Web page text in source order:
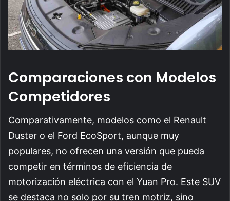
Comparaciones con Modelos
Competidores
Comparativamente, modelos como el Renault
Duster o el Ford EcoSport, aunque muy
populares, no ofrecen una versión que pueda
competir en términos de eficiencia de
motorización eléctrica con el Yuan Pro. Este SUV
se destaca no solo por su tren motriz, sino